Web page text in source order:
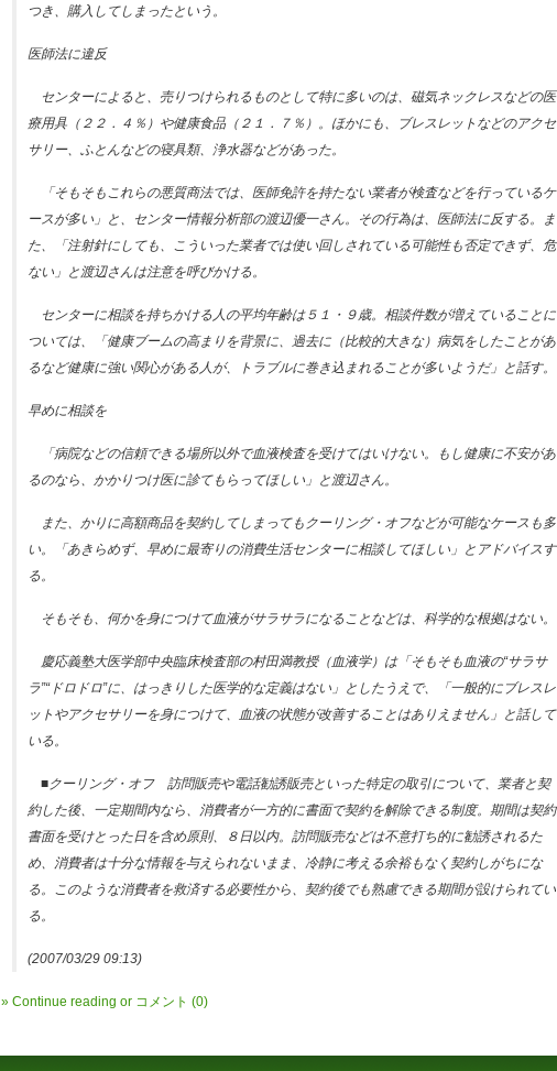
つき、購入してしまったという。
医師法に違反
センターによると、売りつけられるものとして特に多いのは、磁気ネックレスなどの医
療用具（２２．４％）や健康食品（２１．７％）。ほかにも、ブレスレットなどのアクセ
サリー、ふとんなどの寝具類、浄水器などがあった。
「そもそもこれらの悪質商法では、医師免許を持たない業者が検査などを行っているケ
ースが多い」と、センター情報分析部の渡辺優一さん。その行為は、医師法に反する。ま
た、「注射針にしても、こういった業者では使い回しされている可能性も否定できず、危
ない」と渡辺さんは注意を呼びかける。
センターに相談を持ちかける人の平均年齢は５１・９歳。相談件数が増えていることに
ついては、「健康ブームの高まりを背景に、過去に（比較的大きな）病気をしたことがあ
るなど健康に強い関心がある人が、トラブルに巻き込まれることが多いようだ」と話す。
早めに相談を
「病院などの信頼できる場所以外で血液検査を受けてはいけない。もし健康に不安があ
るのなら、かかりつけ医に診てもらってほしい」と渡辺さん。
また、かりに高額商品を契約してしまってもクーリング・オフなどが可能なケースも多
い。「あきらめず、早めに最寄りの消費生活センターに相談してほしい」とアドバイスす
る。
そもそも、何かを身につけて血液がサラサラになることなどは、科学的な根拠はない。
慶応義塾大医学部中央臨床検査部の村田満教授（血液学）は「そもそも血液の“サラサ
ラ”“ドロドロ”に、はっきりした医学的な定義はない」としたうえで、「一般的にブレスレ
ットやアクセサリーを身につけて、血液の状態が改善することはありえません」と話して
いる。
■クーリング・オフ 訪問販売や電話勧誘販売といった特定の取引について、業者と契
約した後、一定期間内なら、消費者が一方的に書面で契約を解除できる制度。期間は契約
書面を受けとった日を含め原則、８日以内。訪問販売などは不意打ち的に勧誘されるた
め、消費者は十分な情報を与えられないまま、冷静に考える余裕もなく契約しがちにな
る。このような消費者を救済する必要性から、契約後でも熟慮できる期間が設けられてい
る。
(2007/03/29 09:13)
» Continue reading or コメント (0)